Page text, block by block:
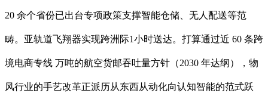
20 余个省份已出台专项政策支撑智能仓储、无人配送等范
畴。亚轨道飞翔器实现跨洲际1小时送达。打算通过近 60 条跨
境电商专线 万吨的航空货邮吞吐量方针（2030 年达纲），物
风行业的手艺改革正派历从东西从动化向认知智能的范式跃